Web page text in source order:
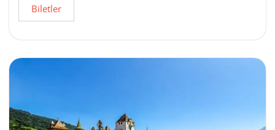
Biletler